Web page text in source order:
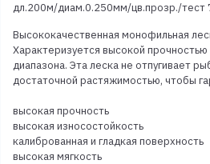
дл.200м/диам.0.250мм/цв.прозр./тест
Высококачественная монофильная
Характеризуется высокой
диапазона. Эта леска не отпугивает
достаточной растяжимостью, чтобы
высокая прочность
высокая износостойкость
калиброванная и гладкая поверхность
высокая мягкость